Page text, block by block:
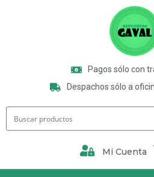
Pagos sólo con
Despachos sólo a
Mi Cuenta